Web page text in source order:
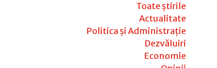
Toate știrile
Actualitate
Politica și Administrație
Dezvăluiri
Economie